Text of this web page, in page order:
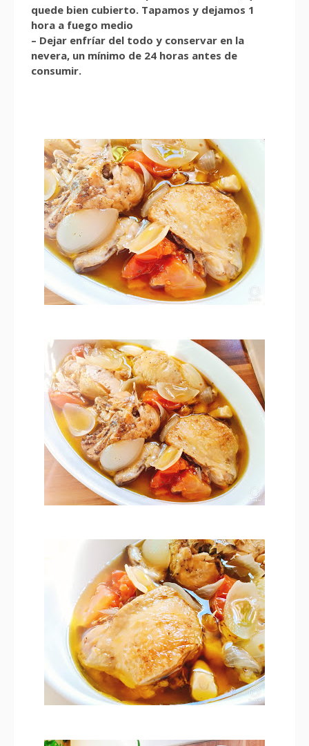
quede bien cubierto. Tapamos y dejamos 1
hora a fuego medio
– Dejar enfríar del todo y conservar en la
nevera, un mínimo de 24 horas antes de
consumir.